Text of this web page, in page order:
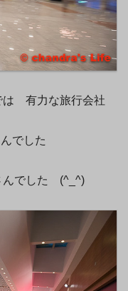
有力な旅行会社
でした
んでした (^_^)